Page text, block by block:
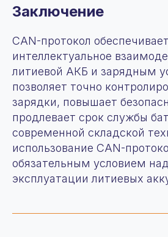
Заключение
CAN-протокол обеспечивает
интеллектуальное
литиевой АКБ и зарядным
позволяет точно
зарядки, повышает
продлевает срок службы
современной складской
использование CAN-
обязательным условием
эксплуатации литиевых
О
+7 (963) 655-66-77
115280, г. Москва,
д19, пом 55/1
Продукция
Услуги
Аренда
О нас
zakaz@fomos-eikto.ru